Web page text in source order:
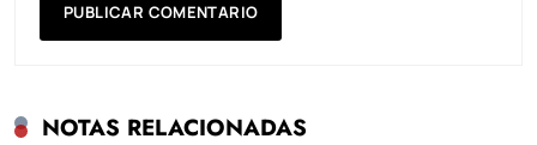
NOTAS RELACIONADAS